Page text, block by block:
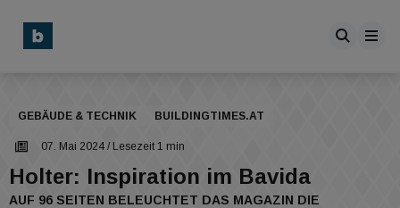
GEBÄUDE & TECHNIK BUILDINGTIMES.AT
07. Mai 2024 / Lesezeit 1 min
Holter: Inspiration im Bavida
AUF 96 SEITEN BELEUCHTET DAS MAGAZIN DIE